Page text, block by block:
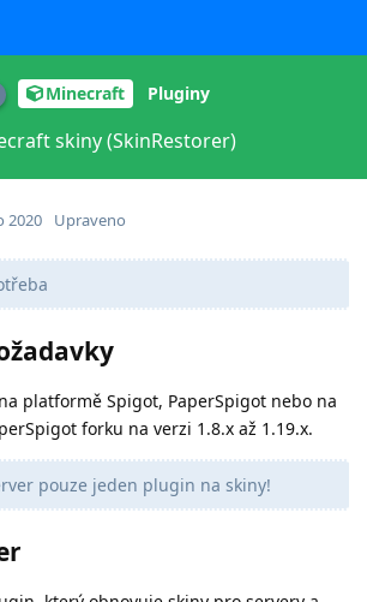
Minecraft Pluginy
skiny (SkinRestorer)
2020 Upraveno
platformě Spigot, PaperSpigot nebo na
forku na verzi 1.8.x až 1.19.x.
pouze jeden plugin na skiny!